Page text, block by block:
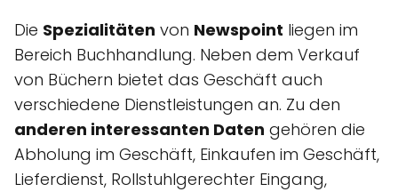
Die Spezialitäten von Newspoint liegen im
Bereich Buchhandlung. Neben dem Verkauf
von Büchern bietet das Geschäft auch
verschiedene Dienstleistungen an. Zu den
anderen interessanten Daten gehören die
Abholung im Geschäft, Einkaufen im Geschäft,
Lieferdienst, Rollstuhlgerechter Eingang,